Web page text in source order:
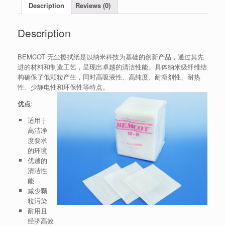
Description Reviews (0)
Description
BEMCOT 无尘擦拭纸是以纳米科技为基础的创新产品，通过其先
进的材料和制造工艺，呈现出卓越的清洁性能。具体纳米级纤维结
构确保了低颗粒产生，同时高吸液性、高纯度、耐溶剂性、耐热
性、少静电性和环保性等特点。
优点:
适用于
高洁净
度要求
的环境
优越的
清洁性
能
减少颗
粒污染
耐用且
经济高效